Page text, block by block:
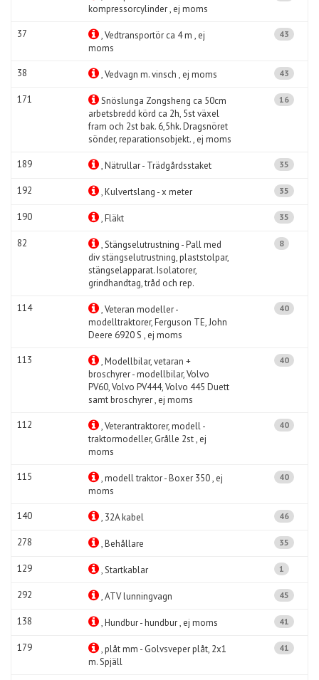
kompressorcylinder , ej moms
37
, Vedtransportör ca 4 m , ej
moms
43
38 , Vedvagn m. vinsch , ej moms 43
171
Snöslunga Zongsheng ca 50cm
arbetsbredd körd ca 2h, 5st växel
fram och 2st bak. 6,5hk. Dragsnöret
sönder, reparationsobjekt. , ej moms
16
189 , Nätrullar - Trädgårdsstaket 35
192 , Kulvertslang - x meter 35
190 , Fläkt 35
82
, Stängselutrustning - Pall med
div stängselutrustning, plaststolpar,
stängselapparat. Isolatorer,
grindhandtag, tråd och rep.
8
114
, Veteran modeller -
modelltraktorer, Ferguson TE, John
Deere 6920 S , ej moms
40
113
, Modellbilar, vetaran +
broschyrer - modellbilar, Volvo
PV60, Volvo PV444, Volvo 445 Duett
samt broschyrer , ej moms
40
112
, Veterantraktorer, modell -
traktormodeller, Grålle 2st , ej
moms
40
115
, modell traktor - Boxer 350 , ej
moms
40
140 , 32A kabel 46
278 , Behållare 35
129 , Startkablar 1
292 , ATV lunningvagn 45
138 , Hundbur - hundbur , ej moms 41
179
, plåt mm - Golvsveper plåt, 2x1
m. Spjäll
41